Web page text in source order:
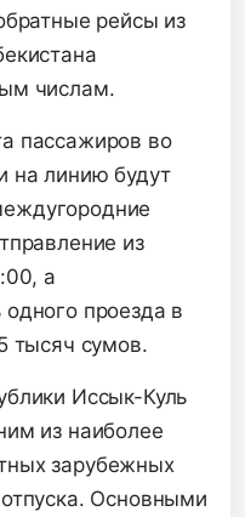
рейсы из
числам.
пассажиров во
на линию будут
из
а
проезда в
тысяч сумов.
Иссык-Куль
из наиболее
зарубежных
Основными